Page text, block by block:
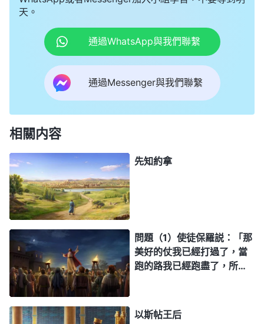
天。
通過WhatsApp與我們聯繫
通過Messenger與我們聯繫
相關内容
先知約拿
問題（1）使徒保羅説：「那
美好的仗我已經打過了，當
跑的路我已經跑盡了，所信
留，……」（提後4:7-8）所
以斯帖王后